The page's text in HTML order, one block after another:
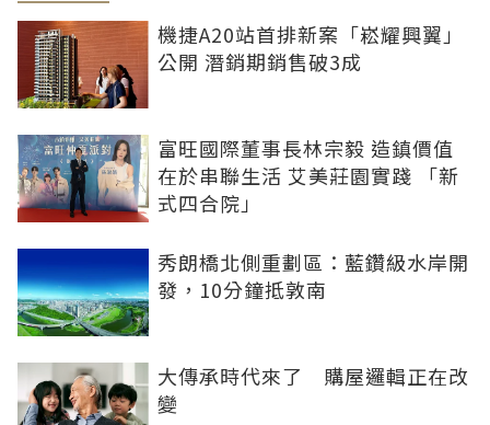
機捷A20站首排新案「崧耀興翼」
公開 潛銷期銷售破3成
富旺國際董事長林宗毅 造鎮價值
在於串聯生活 艾美莊園實踐 「新
式四合院」
秀朗橋北側重劃區：藍鑽級水岸開
發，10分鐘抵敦南
大傳承時代來了 購屋邏輯正在改
變